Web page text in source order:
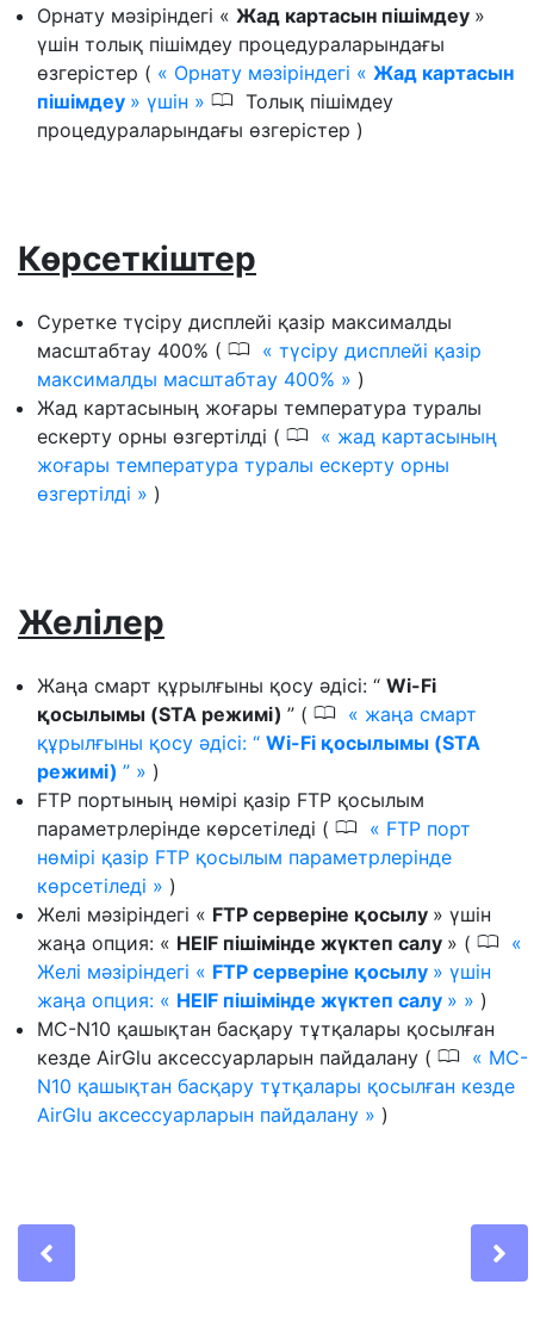
Орнату мәзіріндегі « Жад картасын пішімдеу »
үшін толық пішімдеу процедураларындағы
өзгерістер (
Орнату мәзіріндегі « Жад картасын
пішімдеу » үшін 0 Толық пішімдеу
процедураларындағы өзгерістер )
Көрсеткіштер
Суретке түсіру дисплейі қазір максималды
масштабтау 400% ( 0
түсіру дисплейі қазір
максималды масштабтау 400%
)
Жад картасының жоғары температура туралы
ескерту орны өзгертілді ( 0
жад картасының
жоғары температура туралы ескерту орны
өзгертілді
)
Желілер
Жаңа смарт құрылғыны қосу әдісі: “ Wi-Fi
қосылымы (STA режимі) ” ( 0
жаңа смарт
құрылғыны қосу әдісі: “ Wi-Fi қосылымы (STA
режимі) ”
)
FTP портының нөмірі қазір FTP қосылым
параметрлерінде көрсетіледі ( 0
FTP порт
нөмірі қазір FTP қосылым параметрлерінде
көрсетіледі
)
Желі мәзіріндегі « FTP серверіне қосылу » үшін
жаңа опция: « HEIF пішімінде жүктеп салу » ( 0
Желі мәзіріндегі « FTP серверіне қосылу » үшін
жаңа опция: « HEIF пішімінде жүктеп салу »
)
MC-N10 қашықтан басқару тұтқалары қосылған
кезде AirGlu аксессуарларын пайдалану ( 0
MC-
N10 қашықтан басқару тұтқалары қосылған кезде
AirGlu аксессуарларын пайдалану
)